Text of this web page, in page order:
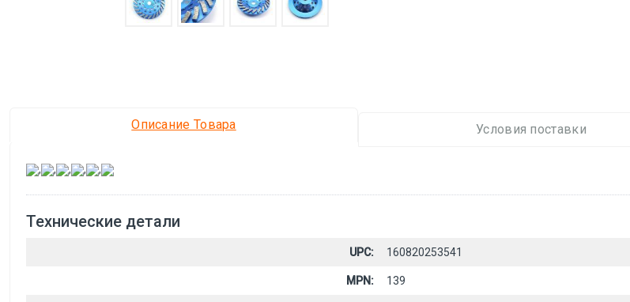
Описание Товара Условия поставки
, , , , ,
Технические детали
UPC: 160820253541
MPN: 139